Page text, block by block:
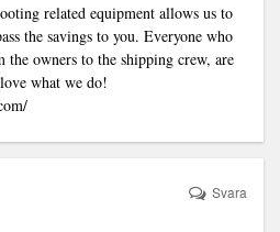
related equipment allows us to
the savings to you. Everyone who
owners to the shipping crew, are
what we do!
Svara